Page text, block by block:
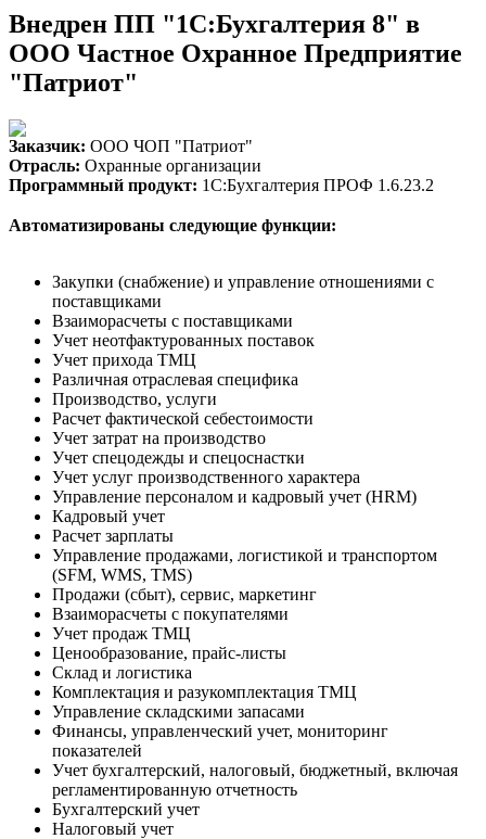
Внедрен ПП "1С:Бухгалтерия 8" в
ООО Частное Охранное Предприятие
"Патриот"
Заказчик: ООО ЧОП "Патриот"
Отрасль: Охранные организации
Программный продукт: 1С:Бухгалтерия ПРОФ 1.6.23.2
Автоматизированы следующие функции:
Закупки (снабжение) и управление отношениями с
поставщиками
Взаиморасчеты с поставщиками
Учет неотфактурованных поставок
Учет прихода ТМЦ
Различная отраслевая специфика
Производство, услуги
Расчет фактической себестоимости
Учет затрат на производство
Учет спецодежды и спецоснастки
Учет услуг производственного характера
Управление персоналом и кадровый учет (HRM)
Кадровый учет
Расчет зарплаты
Управление продажами, логистикой и транспортом
(SFM, WMS, TMS)
Продажи (сбыт), сервис, маркетинг
Взаиморасчеты с покупателями
Учет продаж ТМЦ
Ценообразование, прайс-листы
Склад и логистика
Комплектация и разукомплектация ТМЦ
Управление складскими запасами
Финансы, управленческий учет, мониторинг
показателей
Учет бухгалтерский, налоговый, бюджетный, включая
регламентированную отчетность
Бухгалтерский учет
Налоговый учет